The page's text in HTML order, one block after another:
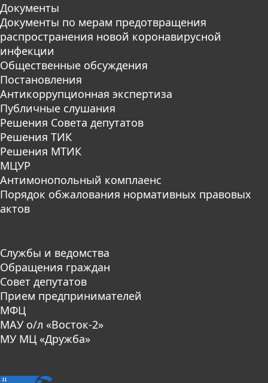
Документы
Документы по мерам предотвращения
распространения новой коронавирусной
инфекции
Общественные обсуждения
Постановления
Антикоррупционная экспертиза
Публичные слушания
Решения Совета депутатов
Решения ТИК
Решения МТИК
МЦУР
Антимонопольный комплаенс
Порядок обжалования нормативных правовых
актов
Службы и ведомства
Обращения граждан
Совет депутатов
Прием предпринимателей
МФЦ
МАУ о/л «Восток-2»
МУ МЦ «Дружба»